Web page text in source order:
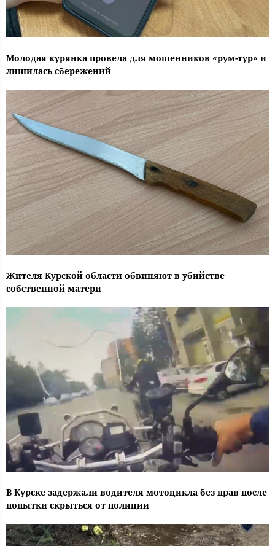
Молодая курянка провела для мошенников «рум-тур» и
лишилась сбережений
Жителя Курской области обвиняют в убийстве
собственной матери
В Курске задержали водителя мотоцикла без прав после
попытки скрыться от полиции